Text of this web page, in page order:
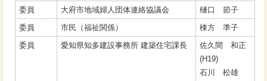
委員
大府市地域婦人団体連絡協議会
樋口 節子
委員
市民（福祉関係）
棟方 準子
委員
愛知県知多建設事務所 建築住宅課長
佐久間 和正
(H19)
石川 松雄